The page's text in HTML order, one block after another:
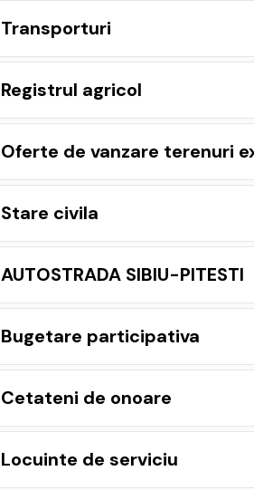
Transporturi
Registrul agricol
Oferte de vanzare terenuri
Stare civila
AUTOSTRADA SIBIU-PITESTI
Bugetare participativa
Cetateni de onoare
Locuinte de serviciu